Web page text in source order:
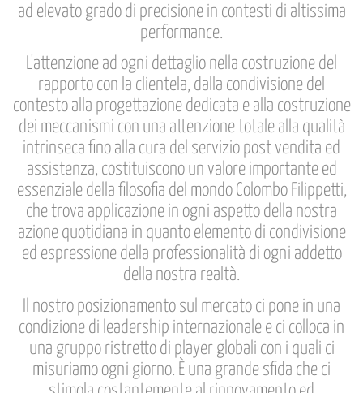
ad elevato grado di precisione in contesti di altissima
performance.
L'attenzione ad ogni dettaglio nella costruzione del
rapporto con la clientela, dalla condivisione del
contesto alla progettazione dedicata e alla costruzione
dei meccanismi con una attenzione totale alla qualità
intrinseca fino alla cura del servizio post vendita ed
assistenza, costituiscono un valore importante ed
essenziale della filosofia del mondo Colombo Filippetti,
che trova applicazione in ogni aspetto della nostra
azione quotidiana in quanto elemento di condivisione
ed espressione della professionalità di ogni addetto
della nostra realtà.
Il nostro posizionamento sul mercato ci pone in una
condizione di leadership internazionale e ci colloca in
una gruppo ristretto di player globali con i quali ci
misuriamo ogni giorno. È una grande sfida che ci